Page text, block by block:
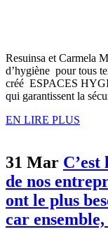
Resuinsa et Carmela
d’hygiène pour tous
créé ESPACES
qui garantissent la
EN LIRE PLUS
31 Mar
de nos
ont le plus
car